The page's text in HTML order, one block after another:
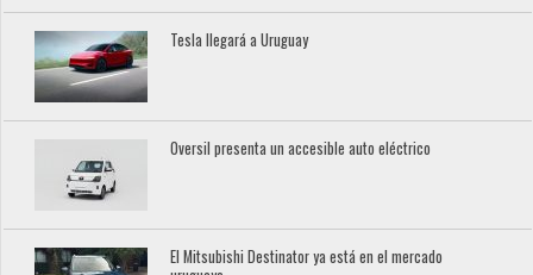
Tesla llegará a Uruguay
Oversil presenta un accesible auto eléctrico
El Mitsubishi Destinator ya está en el mercado